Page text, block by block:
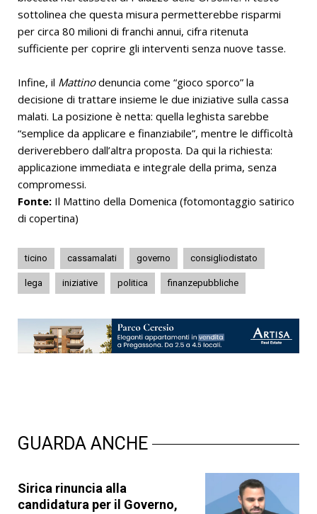
sottolinea che questa misura permetterebbe risparmi
per circa 80 milioni di franchi annui, cifra ritenuta
sufficiente per coprire gli interventi senza nuove tasse.
Infine, il Mattinodenuncia come “gioco sporco” la
decisione di trattare insieme le due iniziative sulla cassa
malati. La posizione è netta: quella leghista sarebbe
“semplice da applicare e finanziabile”, mentre le difficoltà
deriverebbero dall’altra proposta. Da qui la richiesta:
applicazione immediata e integrale della prima, senza
compromessi.
Fonte: Il Mattino della Domenica (fotomontaggio satirico
di copertina)
ticino cassamalati governo consigliodistato
lega iniziative politica finanzepubbliche
GUARDA ANCHE
Sirica rinuncia alla
candidatura per il Governo,